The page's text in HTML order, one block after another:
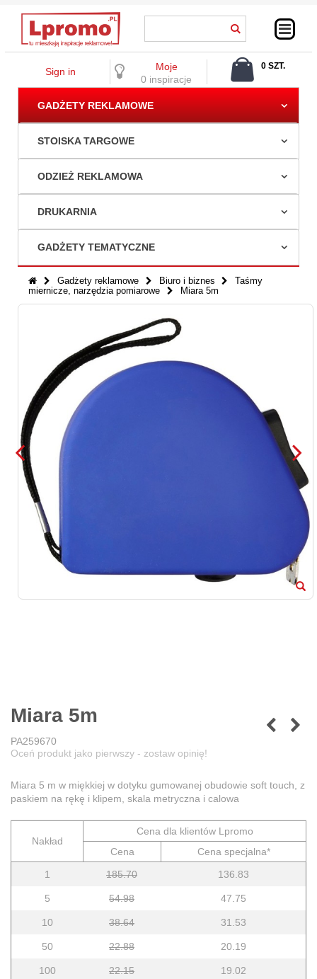
Sign in
Moje
0 inspiracje
0 SZT.
GADŻETY REKLAMOWE
STOISKA TARGOWE
ODZIEŻ REKLAMOWA
DRUKARNIA
GADŻETY TEMATYCZNE
Gadżety reklamowe Biuro i biznes
Taśmy
miernicze, narzędzia pomiarowe
Miara 5m
Miara 5m
PA259670
Oceń produkt jako pierwszy - zostaw opinię!
Miara 5 m w miękkiej w dotyku gumowanej obudowie soft touch, z
paskiem na rękę i klipem, skala metryczna i calowa
Nakład
Cena dla klientów Lpromo
Cena
Cena specjalna*
1
185.70 136.83
5 54.98 47.75
10 38.64 31.53
50 22.88 20.19
100 22.15 19.02